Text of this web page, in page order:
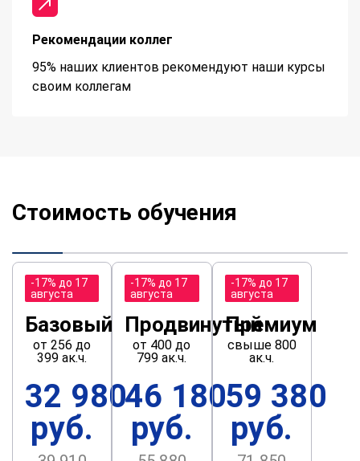
Рекомендации коллег
95% наших клиентов рекомендуют наши курсы
своим коллегам
Стоимость обучения
-17% до 17
августа
Базовый
от 256 до
399 ак.ч.
32 980
руб.
-17% до 17
августа
Продвинутый
от 400 до
799 ак.ч.
46 180
руб.
-17% до 17
августа
Премиум
свыше 800
ак.ч.
59 380
руб.